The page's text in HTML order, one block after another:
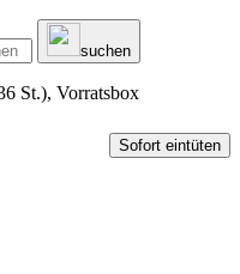
suchen
St.), Vorratsbox
Sofort eintüten